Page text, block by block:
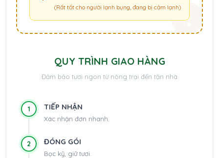
(Rất tốt cho người lạnh bụng, đang bị cảm lạnh)
QUY TRÌNH GIAO HÀNG
Đảm bảo tươi ngon từ nông trại đến tận nhà
1 TIẾP NHẬN
Xác nhận đơn nhanh.
2 ĐÓNG GÓI
Bọc kỹ, giữ tươi.